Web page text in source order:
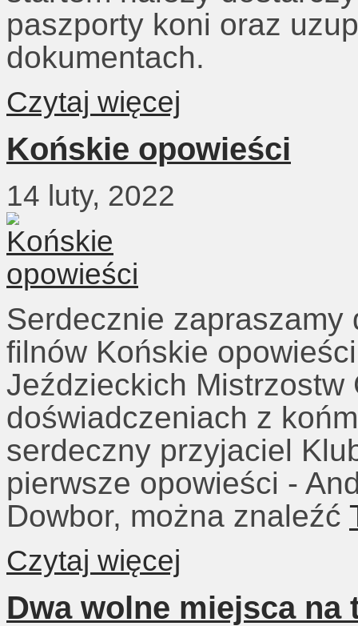
paszporty koni oraz
dokumentach.
Czytaj więcej
Końskie opowieści
14 luty, 2022
Serdecznie
filnów Końskie
Jeździeckich
doświadczeniach z
serdeczny przyjaciel
pierwsze opowieści -
Dowbor, można znaleźć
Czytaj więcej
Dwa wolne miejsca na